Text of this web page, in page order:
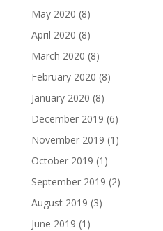
May 2020 (8)
April 2020 (8)
March 2020 (8)
February 2020 (8)
January 2020 (8)
December 2019 (6)
November 2019 (1)
October 2019 (1)
September 2019 (2)
August 2019 (3)
June 2019 (1)